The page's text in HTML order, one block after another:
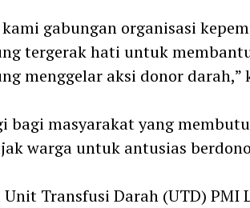
kami gabungan organisasi
tergerak hati untuk
menggelar aksi donor darah,”
bagi masyarakat yang
warga untuk antusias
Unit Transfusi Darah (UTD) PMI